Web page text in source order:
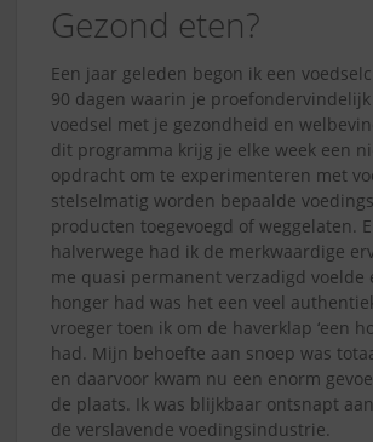
Gezond eten?
Een jaar geleden begon ik een
90 dagen waarin je
voedsel met je gezondheid en
dit programma krijg je elke week een
opdracht om te experimenteren met
stelselmatig worden bepaalde
producten toegevoegd of weggelaten.
halverwege had ik de merkwaardige
me quasi permanent verzadigd voelde
honger had was het een veel
vroeger toen ik om de haverklap ‘een
had. Mijn behoefte aan snoep was
en daarvoor kwam nu een enorm
de plaats. Ik was blijkbaar ontsnapt
de verslavende voedingsindustrie.